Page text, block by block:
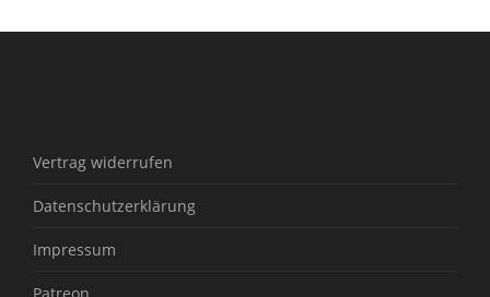
Vertrag widerrufen
Datenschutzerklärung
Impressum